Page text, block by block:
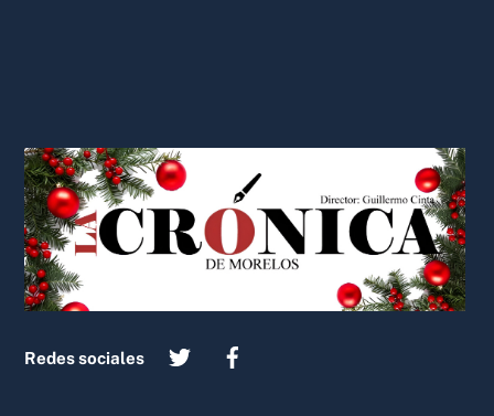
To
Top
Redes sociales